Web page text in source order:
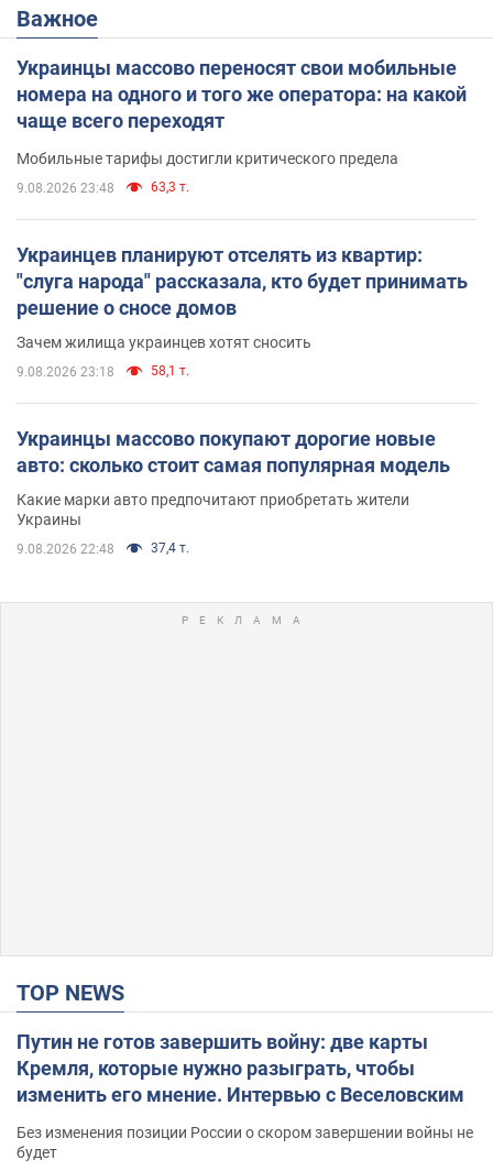
Важное
Украинцы массово переносят свои мобильные
номера на одного и того же оператора: на какой
чаще всего переходят
Мобильные тарифы достигли критического предела
9.08.2026 23:48 63,3 т.
Украинцев планируют отселять из квартир:
"слуга народа" рассказала, кто будет принимать
решение о сносе домов
Зачем жилища украинцев хотят сносить
9.08.2026 23:18 58,1 т.
Украинцы массово покупают дорогие новые
авто: сколько стоит самая популярная модель
Какие марки авто предпочитают приобретать жители
Украины
9.08.2026 22:48 37,4 т.
TOP NEWS
Путин не готов завершить войну: две карты
Кремля, которые нужно разыграть, чтобы
изменить его мнение. Интервью с Веселовским
Без изменения позиции России о скором завершении войны не
будет